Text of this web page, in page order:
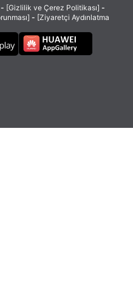
- [Gizlilik ve Çerez Politikası] -
- [Ziyaretçi Aydınlatma